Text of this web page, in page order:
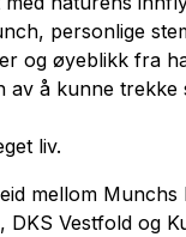
personlige
og øyeblikk fra
av å kunne trekke
liv.
mellom Munchs
DKS Vestfold og